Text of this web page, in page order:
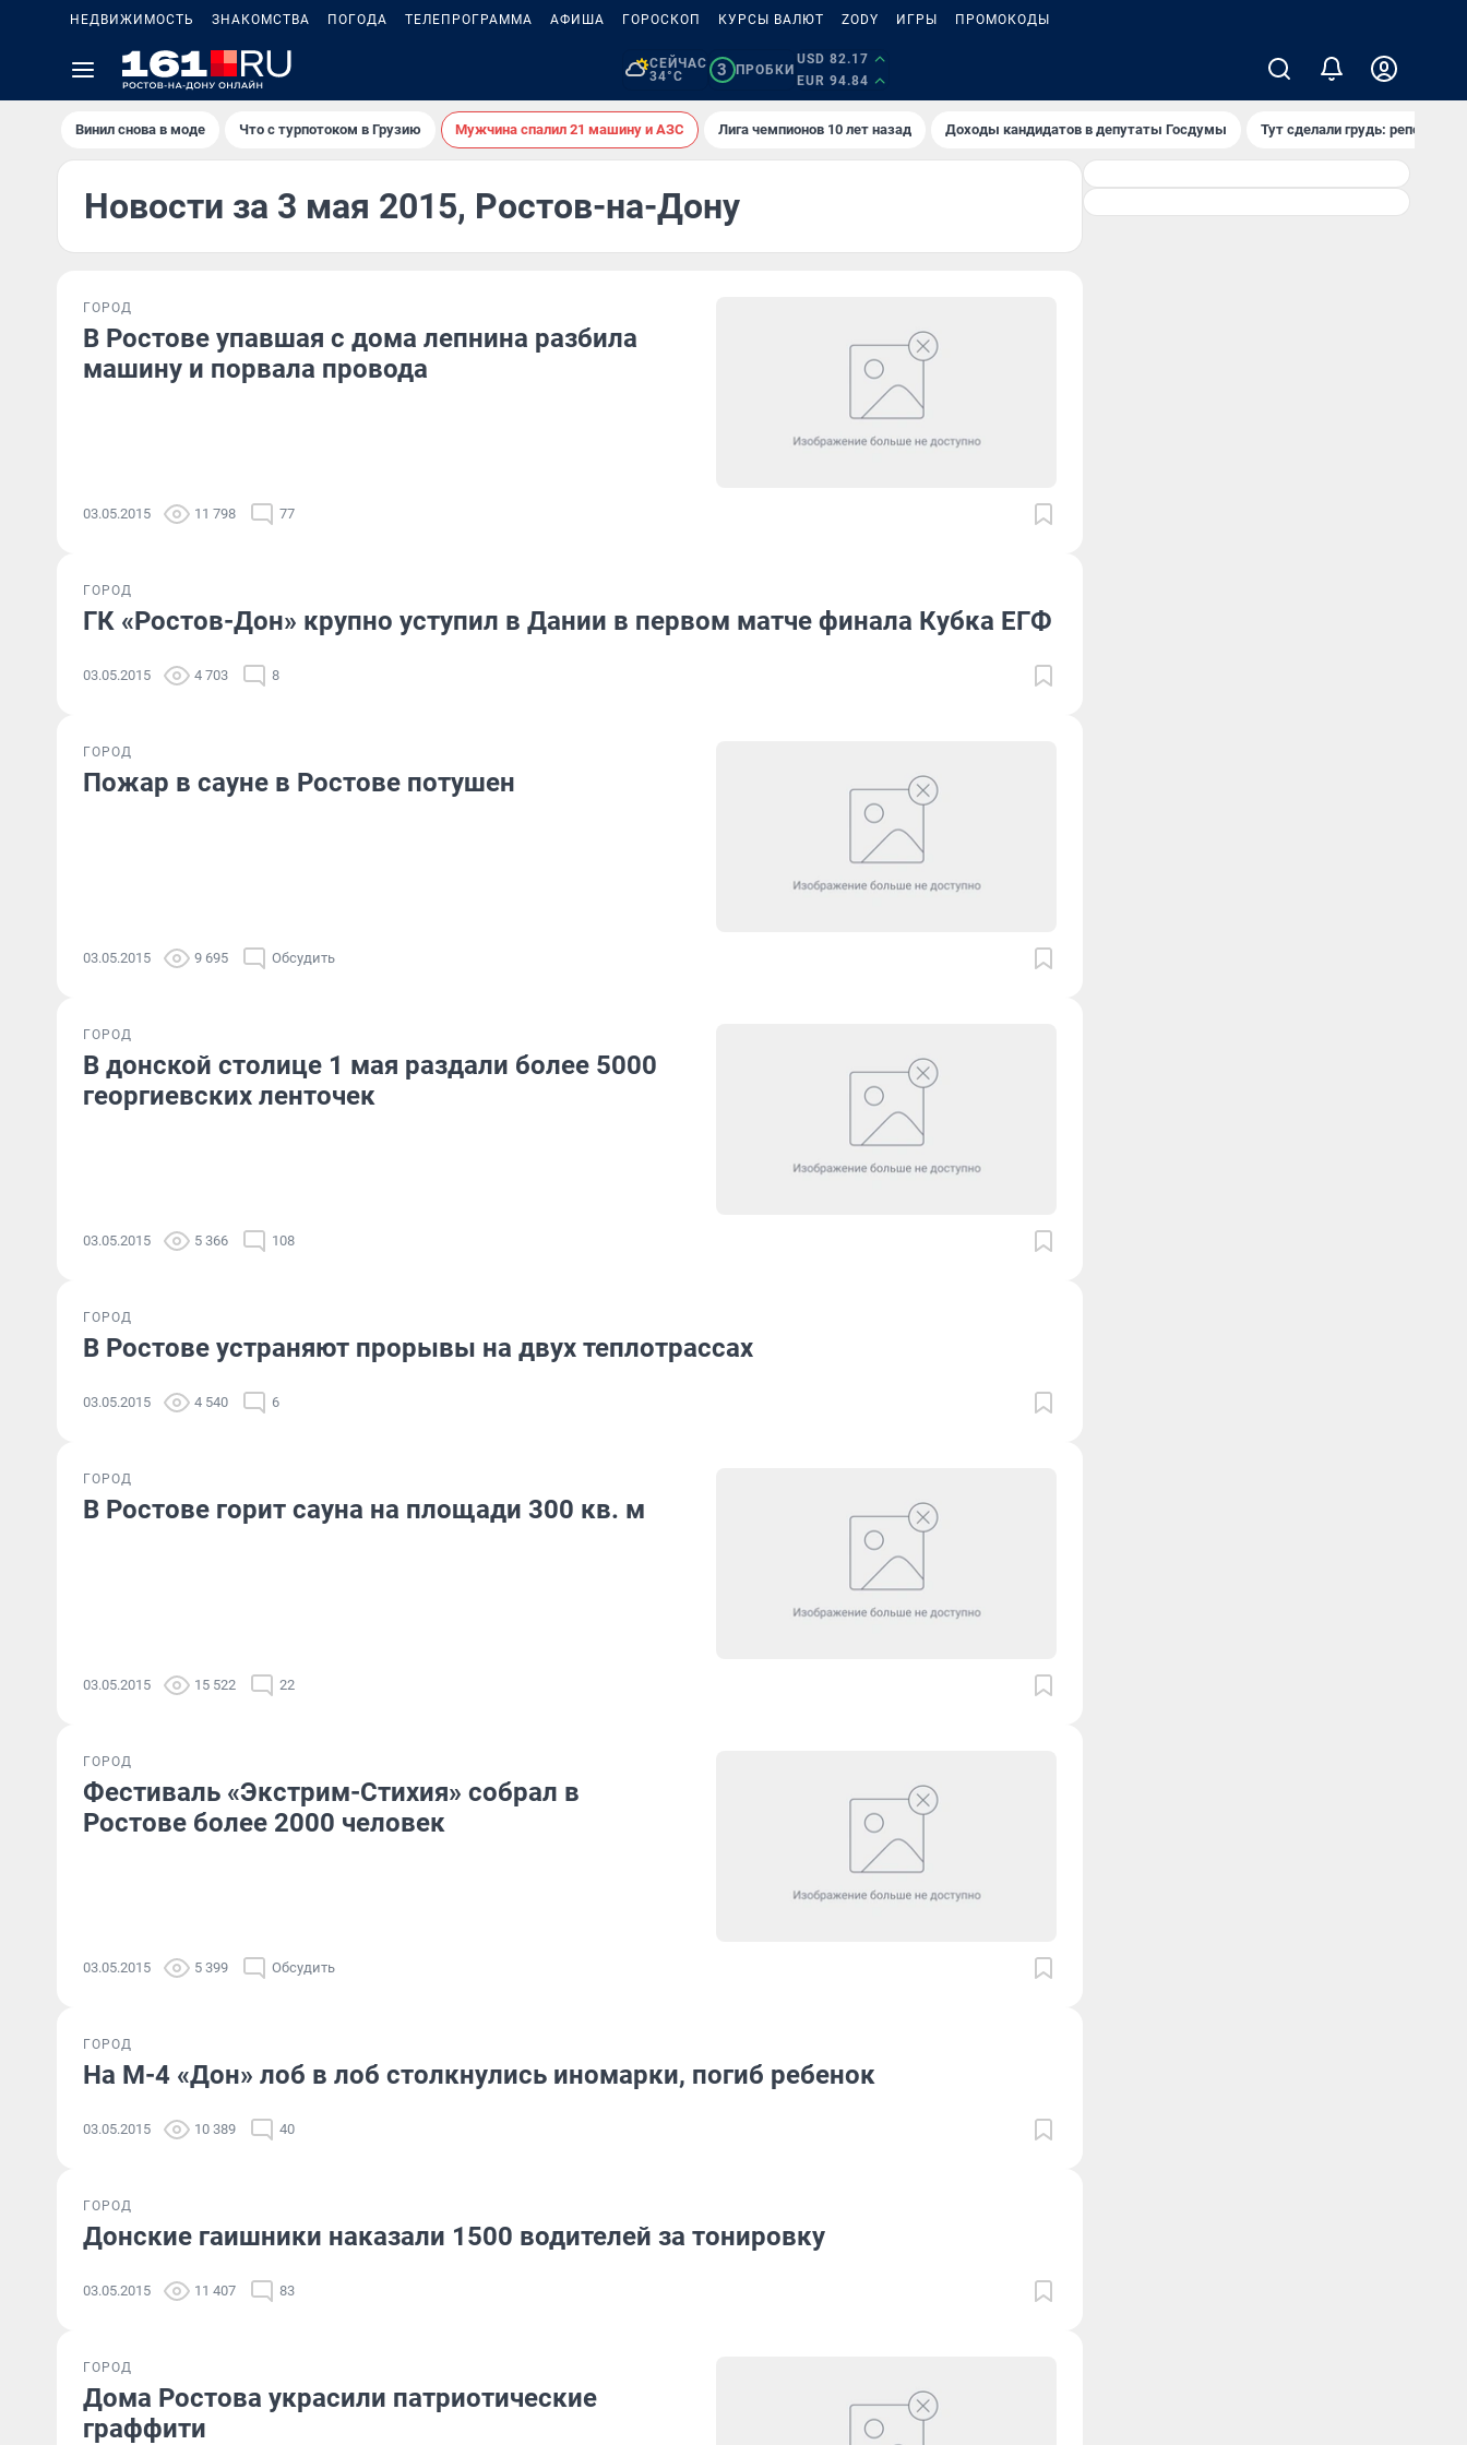
НЕДВИЖИМОСТЬ ЗНАКОМСТВА ПОГОДА ТЕЛЕПРОГРАММА АФИША ГОРОСКОП КУРСЫ ВАЛЮТ ZODY ИГРЫ ПРОМОКОДЫ
СЕЙЧАС
34°C
3 ПРОБКИ
USD 82.17
EUR 94.84
Винил снова в моде Что с турпотоком в Грузию Мужчина спалил 21 машину и АЗС Лига чемпионов 10 лет назад Доходы кандидатов в депутаты Госдумы Тут сделали грудь: репортаж
Новости за 3 мая 2015, Ростов-на-Дону
ГОРОД
В Ростове упавшая с дома лепнина разбила
машину и порвала провода
03.05.2015 11 798 77
ГОРОД
ГК «Ростов-Дон» крупно уступил в Дании в первом матче финала Кубка ЕГФ
03.05.2015 4 703 8
ГОРОД
Пожар в сауне в Ростове потушен
03.05.2015 9 695 Обсудить
ГОРОД
В донской столице 1 мая раздали более 5000
георгиевских ленточек
03.05.2015 5 366 108
ГОРОД
В Ростове устраняют прорывы на двух теплотрассах
03.05.2015 4 540 6
ГОРОД
В Ростове горит сауна на площади 300 кв. м
03.05.2015 15 522 22
ГОРОД
Фестиваль «Экстрим-Стихия» собрал в
Ростове более 2000 человек
03.05.2015 5 399 Обсудить
ГОРОД
На М-4 «Дон» лоб в лоб столкнулись иномарки, погиб ребенок
03.05.2015 10 389 40
ГОРОД
Донские гаишники наказали 1500 водителей за тонировку
03.05.2015 11 407 83
ГОРОД
Дома Ростова украсили патриотические
граффити